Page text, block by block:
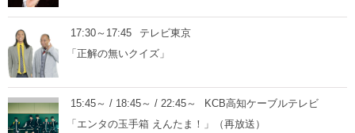
17:30～17:45
テレビ東京
「正解の無いクイズ」
15:45～ / 18:45～ / 22:45～
KCB高知ケーブルテレビ
「エンタの玉手箱 えんたま！」（再放送）